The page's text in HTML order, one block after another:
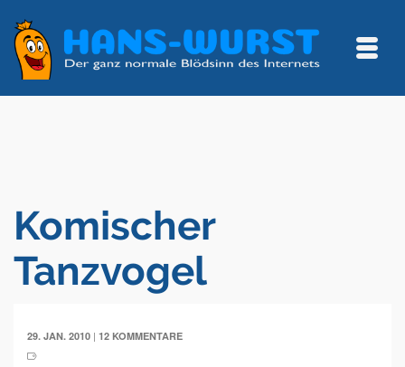
Komischer
Tanzvogel
29. JAN. 2010 | 12 KOMMENTARE